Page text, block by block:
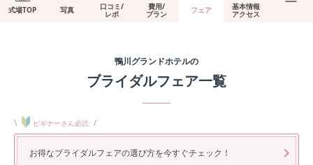
式場TOP 写真 口コミ/
レポ
費用/
プラン フェア 基本情報
アクセス
鴨川グランドホテルの
ブライダルフェア一覧
\ ビギナーさん必読 /
お得なブライダルフェアの選び方を今すぐチェック！